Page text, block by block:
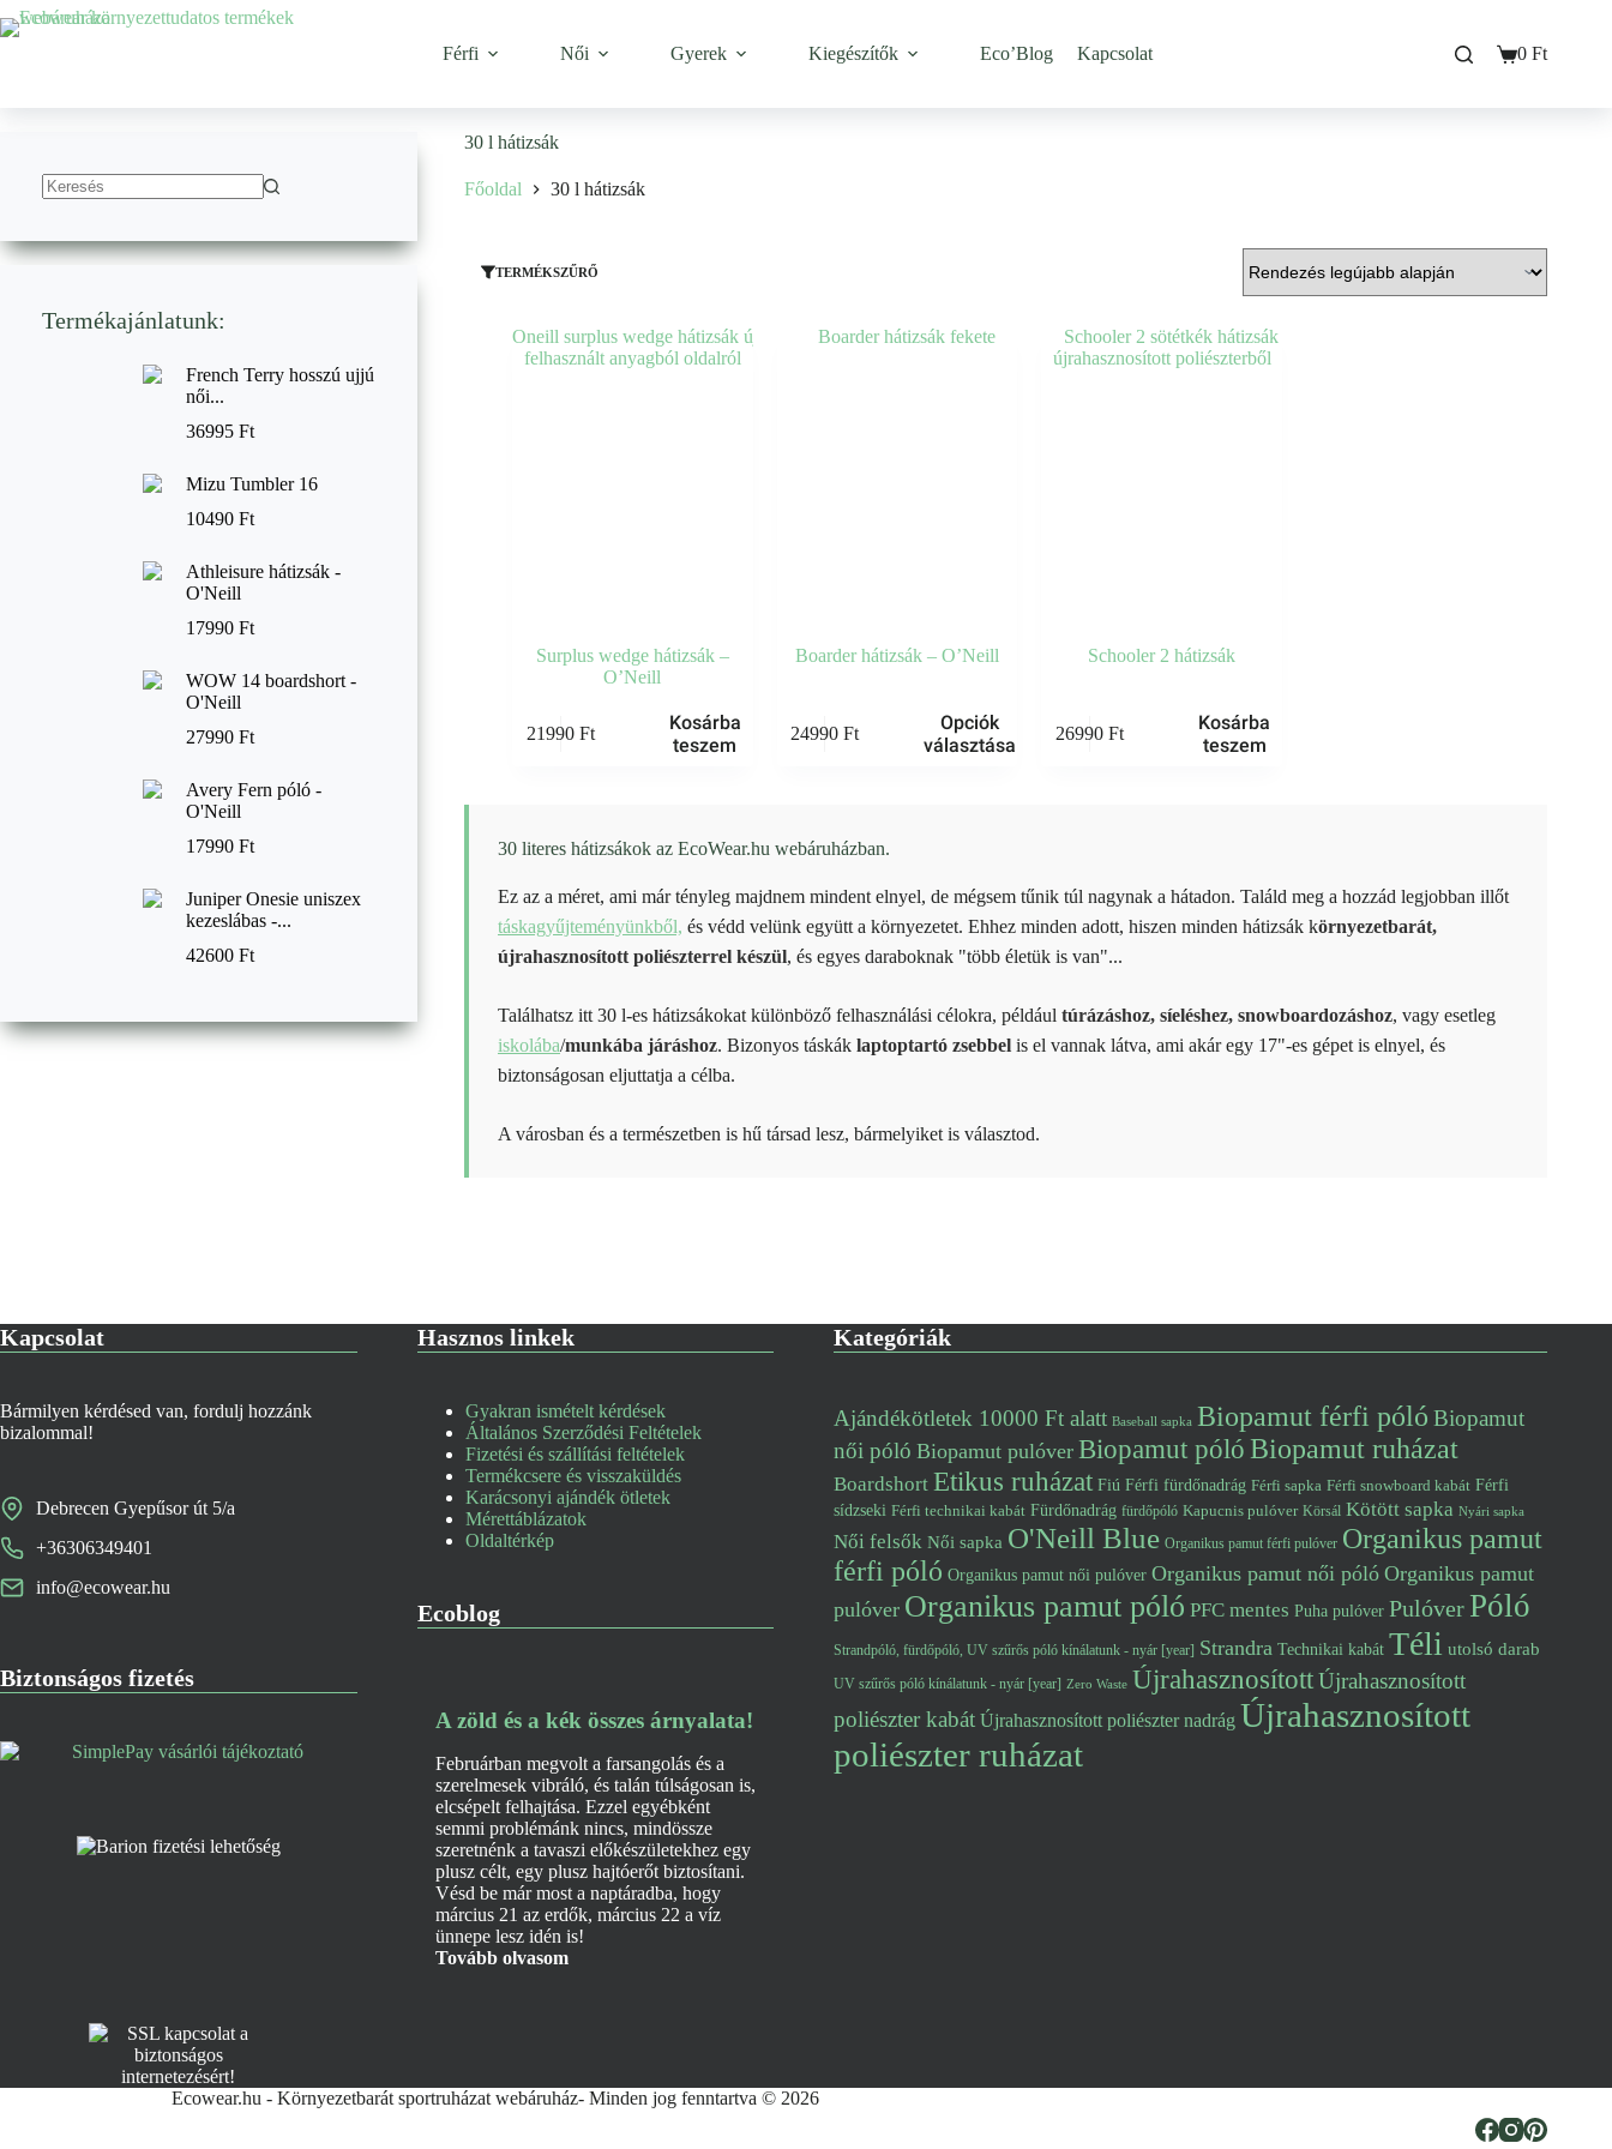
Ugrás
a
Férfi Női Gyerek Kiegészítők Eco’Blog Kapcsolat
Bevásárló
0 Ft
30 l hátizsák
Főoldal 30 l hátizsák
TERMÉKSZŰRŐ
Surplus wedge hátizsák –
O’Neill
21990 Ft
Kosárba
teszem
Boarder hátizsák – O’Neill
24990Ft
Opciók
választása
A
a
termékoldalon
választhatók
ki
Schooler 2 hátizsák
26990Ft
Kosárba
teszem
30 literes hátizsákok az EcoWear.hu webáruházban.
Ez az a méret, ami már tényleg majdnem mindent elnyel, de mégsem tűnik túl nagynak a hátadon. Találd meg a hozzád legjobban illőt
táskagyűjteményünkből, és védd velünk együtt a környezetet. Ehhez minden adott, hiszen minden hátizsák környezetbarát,
újrahasznosított poliészterrel készül, és egyes daraboknak "több életük is van"...
Találhatsz itt 30 l-es hátizsákokat különböző felhasználási célokra, például túrázáshoz, síeléshez, snowboardozáshoz, vagy esetleg
iskolába/munkába járáshoz. Bizonyos táskák laptoptartó zsebbelis el vannak látva, ami akár egy 17"-es gépet is elnyel, és
biztonságosan eljuttatja a célba.
A városban és a természetben is hű társad lesz, bármelyiket is választod.
Termékajánlatunk:
French Terry hosszú ujjú
női...
36995 Ft
Mizu Tumbler 16
10490 Ft
Athleisure hátizsák -
O'Neill
17990 Ft
WOW 14 boardshort -
O'Neill
27990 Ft
Avery Fern póló -
O'Neill
17990 Ft
Juniper Onesie uniszex
kezeslábas -...
42600 Ft
Kapcsolat
Bármilyen kérdésed van, fordulj hozzánk
bizalommal!
Debrecen Gyepűsor út 5/a
+36306349401
info@ecowear.hu
Biztonságos fizetés
Hasznos linkek
Gyakran ismételt kérdések
Általános Szerződési Feltételek
Fizetési és szállítási feltételek
Termékcsere és visszaküldés
Karácsonyi ajándék ötletek
Mérettáblázatok
Oldaltérkép
Ecoblog
A zöld és a kék összes árnyalata!
Februárban megvolt a farsangolás és a
szerelmesek vibráló, és talán túlságosan is,
elcsépelt felhajtása. Ezzel egyébként
semmi problémánk nincs, mindössze
szeretnénk a tavaszi előkészületekhez egy
plusz célt, egy plusz hajtóerőt biztosítani.
Vésd be már most a naptáradba, hogy
március 21 az erdők, március 22 a víz
ünnepe lesz idén is!
Tovább olvasom
Kategóriák
Ajándékötletek 10000 Ft alatt Baseball sapka Biopamut férfi póló Biopamut
női póló Biopamut pulóver Biopamut pólóBiopamut ruházat
Boardshort Etikus ruházat Fiú Férfi fürdőnadrág Férfi sapka Férfi snowboard kabát Férfi
sídzseki Férfi technikai kabát Fürdőnadrág fürdőpóló Kapucnis pulóver Körsál Kötött sapka Nyári sapka
Női felsők Női sapka O'Neill Blue Organikus pamut férfi pulóver Organikus pamut
férfi póló Organikus pamut női pulóver Organikus pamut női póló Organikus pamut
pulóver Organikus pamut póló PFC mentes Puha pulóver PulóverPóló
Strandpóló, fürdőpóló, UV szűrős póló kínálatunk - nyár [year] Strandra Technikai kabát Téli utolsó darab
UV szűrős póló kínálatunk - nyár [year] Zero Waste ÚjrahasznosítottÚjrahasznosított
poliészter kabát Újrahasznosított poliészter nadrág Újrahasznosított
poliészter ruházat
Ecowear.hu - Környezetbarát sportruházat webáruház- Minden jog fenntartva © 2026